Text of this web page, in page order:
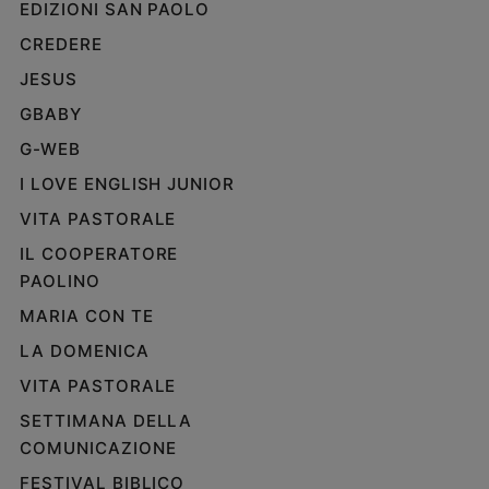
e
giovani
Adolescenza
Vai
Riflessioni
Foto
Podcast
Privacy
EDIZIONI SAN PAOLO
CREDERE
JESUS
GBABY
G-WEB
I LOVE ENGLISH JUNIOR
VITA PASTORALE
IL COOPERATORE
PAOLINO
MARIA CON TE
LA DOMENICA
VITA PASTORALE
SETTIMANA DELLA
COMUNICAZIONE
FESTIVAL BIBLICO